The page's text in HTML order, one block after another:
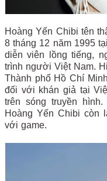
Hoàng Yến Chibi tên
8 tháng 12 năm 1995
diễn viên lồng tiếng,
trình người Việt Nam.
Thành phố Hồ Chí
đối với khán giả tại
trên sóng truyền
Hoàng Yến Chibi còn
với game.